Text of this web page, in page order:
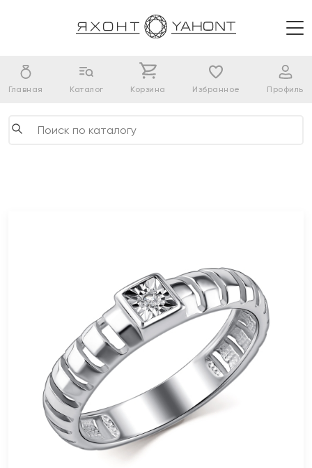
Главная Каталог Корзина Избранное Профиль